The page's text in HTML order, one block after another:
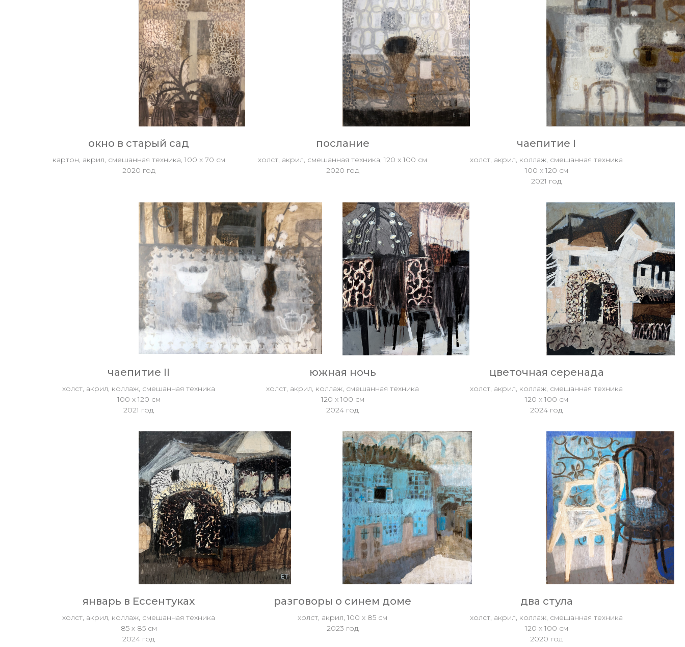
окно в старый сад
картон, акрил, смешанная техника, 100 х 70 см
2020 год
послание
холст, акрил, смешанная техника, 120 х 100 см
2020 год
чаепитие I
холст, акрил, коллаж, смешанная техника
100 х 120 см
2021 год
чаепитие II
холст, акрил, коллаж, смешанная техника
100 х 120 см
2021 год
южная ночь
холст, акрил, коллаж, смешанная техника
120 х 100 см
2024 год
цветочная серенада
холст, акрил, коллаж, смешанная техника
120 х 100 см
2024 год
январь в Ессентуках
холст, акрил, коллаж, смешанная техника
85 х 85 см
2024 год
разговоры о синем доме
холст, акрил, 100 х 85 см
2023 год
два стула
холст, акрил, коллаж, смешанная техника
120 х 100 см
2020 год